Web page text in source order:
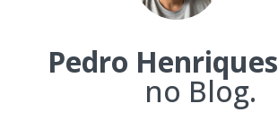
Pedro Henriques
no Blog.